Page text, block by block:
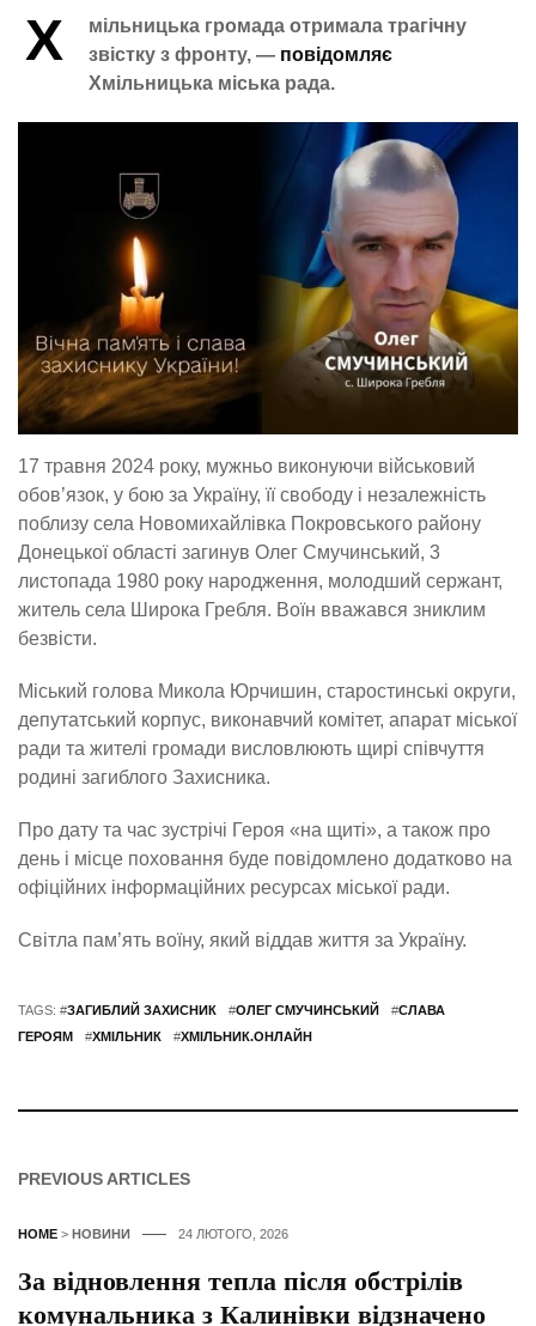
Х
мільницька громада отримала трагічну
звістку з фронту, — повідомляє
Хмільницька міська рада.
17 травня 2024 року, мужньо виконуючи військовий
обов’язок, у бою за Україну, її свободу і незалежність
поблизу села Новомихайлівка Покровського району
Донецької області загинув Олег Смучинський, 3
листопада 1980 року народження, молодший сержант,
житель села Широка Гребля. Воїн вважався зниклим
безвісти.
Міський голова Микола Юрчишин, старостинські округи,
депутатський корпус, виконавчий комітет, апарат міської
ради та жителі громади висловлюють щирі співчуття
родині загиблого Захисника.
Про дату та час зустрічі Героя «на щиті», а також про
день і місце поховання буде повідомлено додатково на
офіційних інформаційних ресурсах міської ради.
Світла пам’ять воїну, який віддав життя за Україну.
TAGS: #ЗАГИБЛИЙ ЗАХИСНИК #ОЛЕГ СМУЧИНСЬКИЙ #СЛАВА
ГЕРОЯМ
#ХМІЛЬНИК #ХМІЛЬНИК.ОНЛАЙН
PREVIOUS ARTICLES
HOME > НОВИНИ 24 ЛЮТОГО, 2026
За відновлення тепла після обстрілів
комунальника з Калинівки відзначено